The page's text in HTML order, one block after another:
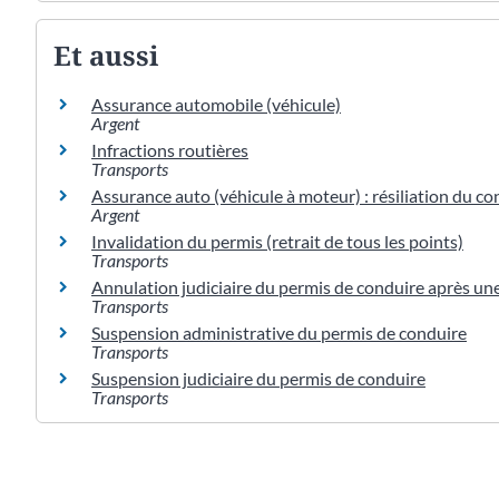
Et aussi
Assurance automobile (véhicule)
Argent
Infractions routières
Transports
Assurance auto (véhicule à moteur) : résiliation du
Argent
Invalidation du permis (retrait de tous les points)
Transports
Annulation judiciaire du permis de conduire après
Transports
Suspension administrative du permis de conduire
Transports
Suspension judiciaire du permis de conduire
Transports